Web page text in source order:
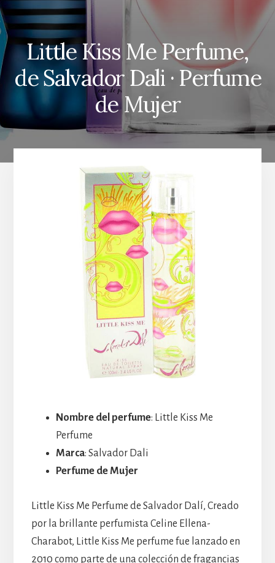
Little Kiss Me Perfume,
de Salvador Dali · Perfume
de Mujer
Nombre del perfume: Little Kiss Me
Perfume
Marca: Salvador Dali
Perfume de Mujer
Little Kiss Me Perfume de Salvador Dalí, Creado
por la brillante perfumista Celine Ellena-
Charabot, Little Kiss Me perfume fue lanzado en
2010 como parte de una colección de fragancias